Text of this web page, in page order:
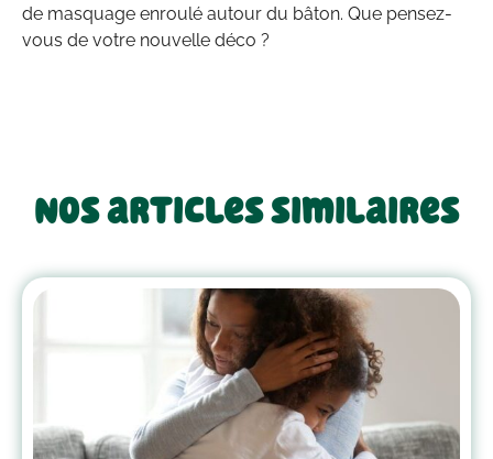
de masquage enroulé autour du bâton. Que pensez-
vous de votre nouvelle déco ?
Nos articles similaires